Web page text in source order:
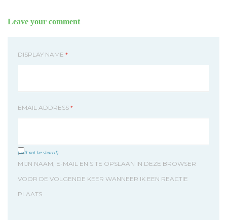
Leave your comment
DISPLAY NAME *
EMAIL ADDRESS *
(will not be shared)
MIJN NAAM, E-MAIL EN SITE OPSLAAN IN DEZE BROWSER
VOOR DE VOLGENDE KEER WANNEER IK EEN REACTIE
PLAATS.